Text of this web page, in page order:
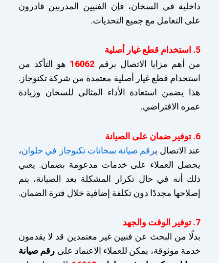
داخلية في السخان، فإن الفنيين المدربين قادرون
على التعامل مع جميع التحديات.
5. استخدام قطع غيار أصلية
من أهم مزايا الاتصال برقم 16062 هو التأكد من
استخدام قطع غيار أصلية معتمدة من شركة تكنوجاز.
هذا يضمن استعادة الأداء المثالي للسخان وزيادة
عمره الافتراضي.
6. توفير ضمان على الصيانة
عند الاتصال برقم صيانة سخانات تكنوجاز في حلوان،
يحصل العملاء على خدمات مدعومة بضمان. يعني
ذلك أنه في حال تكرار المشكلة بعد الصيانة، يتم
إصلاحها مجددًا دون تكلفة إضافية خلال فترة الضمان.
7. توفير الوقت والجهد
بدلًا من البحث عن فنيين غير معتمدين قد لا يقدمون
خدمة موثوقة، يمكن للعملاء الاعتماد على رقم صيانة